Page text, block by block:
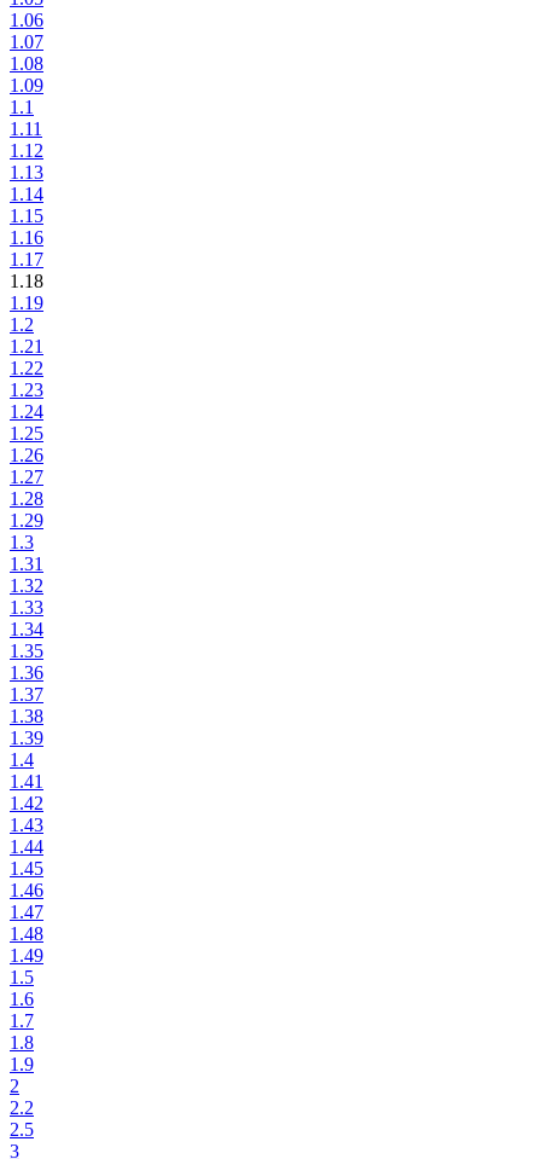
1.06
1.07
1.08
1.09
1.1
1.11
1.12
1.13
1.14
1.15
1.16
1.17
1.18
1.19
1.2
1.21
1.22
1.23
1.24
1.25
1.26
1.27
1.28
1.29
1.3
1.31
1.32
1.33
1.34
1.35
1.36
1.37
1.38
1.39
1.4
1.41
1.42
1.43
1.44
1.45
1.46
1.47
1.48
1.49
1.5
1.6
1.7
1.8
1.9
2
2.2
2.5
3